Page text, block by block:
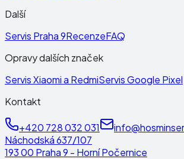
Další
Servis Praha 9RecenzeFAQ
Opravy dalších značek
Servis Xiaomi a RedmiServis Google Pixel
Kontakt
+420 728 032 031
Náchodská 637/107
193 00 Praha 9 - Horní Počernice